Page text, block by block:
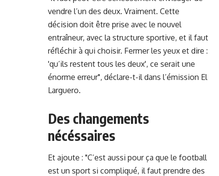
vendre l’un des deux. Vraiment. Cette
décision doit être prise avec le nouvel
entraîneur, avec la structure sportive, et il faut
réfléchir à qui choisir. Fermer les yeux et dire :
'qu’ils restent tous les deux', ce serait une
énorme erreur", déclare-t-il dans l’émission El
Larguero.
Des changements
nécéssaires
Et ajoute : "C’est aussi pour ça que le football
est un sport si compliqué, il faut prendre des